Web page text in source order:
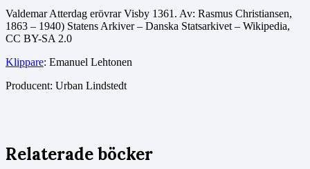
Valdemar Atterdag erövrar Visby 1361. Av: Rasmus Christiansen,
1863 – 1940) Statens Arkiver – Danska Statsarkivet – Wikipedia,
CC BY-SA 2.0
Klippare: Emanuel Lehtonen
Producent: Urban Lindstedt
Relaterade böcker